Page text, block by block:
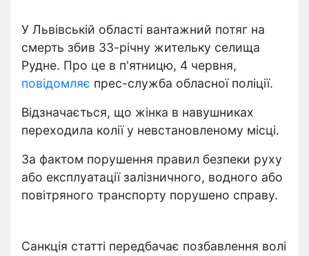
У Львівській області вантажний потяг на
смерть збив 33-річну жительку селища
Рудне. Про це в п'ятницю, 4 червня,
повідомляє прес-служба обласної поліції.
Відзначається, що жінка в навушниках
переходила колії у невстановленому місці.
За фактом порушення правил безпеки руху
або експлуатації залізничного, водного або
повітряного транспорту порушено справу.
Санкція статті передбачає позбавлення волі